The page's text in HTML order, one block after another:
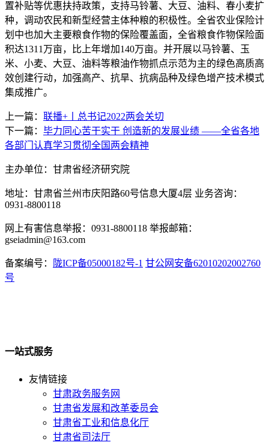
置补贴等优惠扶持政策，支持马铃薯、大豆、油料、春小麦扩
种，调动农民和新型经营主体种粮的积极性。全省农业保险计
划中也加大主要粮食作物的保险覆盖面，全省粮食作物保险面
积达1311万亩，比上年增加140万亩。并开展以马铃薯、玉
米、小麦、大豆、油料等粮油作物抓点示范为主的绿色高质高
效创建行动，加强高产、抗旱、抗病品种及绿色增产技术模式
集成推广。
上一篇： 联播+丨总书记2022两会关切
下一篇： 毕力同心苦干实干 创造新的发展业绩 ——全省各地
各部门认真学习贯彻全国两会精神
主办单位：甘肃省经济研究院
地址：甘肃省兰州市庆阳路60号信息大厦4层 业务咨询：
0931-8800118
网上有害信息举报：0931-8800118 举报邮箱：
gseiadmin@163.com
备案编号： 陇ICP备05000182号-1 甘公网安备62010202002760
号
一站式服务
友情链接
甘肃政务服务网
甘肃省发展和改革委员会
甘肃省工业和信息化厅
甘肃省司法厅